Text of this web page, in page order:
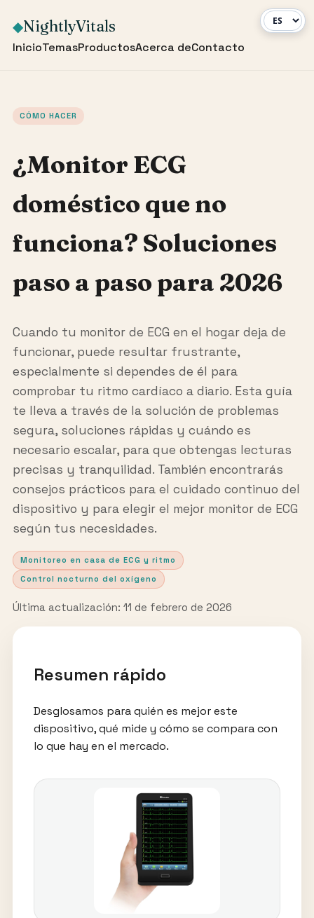
◆NightlyVitals
InicioTemasProductosAcerca deContacto
CÓMO HACER
¿Monitor ECG
doméstico que no
funciona? Soluciones
paso a paso para 2026
Cuando tu monitor de ECG en el hogar deja de
funcionar, puede resultar frustrante,
especialmente si dependes de él para
comprobar tu ritmo cardíaco a diario. Esta guía
te lleva a través de la solución de problemas
segura, soluciones rápidas y cuándo es
necesario escalar, para que obtengas lecturas
precisas y tranquilidad. También encontrarás
consejos prácticos para el cuidado continuo del
dispositivo y para elegir el mejor monitor de ECG
según tus necesidades.
Monitoreo en casa de ECG y ritmo
Control nocturno del oxígeno
Última actualización: 11 de febrero de 2026
Resumen rápido
Desglosamos para quién es mejor este
dispositivo, qué mide y cómo se compara con
lo que hay en el mercado.